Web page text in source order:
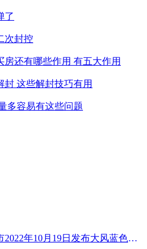
了
次封控
房还有哪些作用 有五大作用
封 这些解封技巧有用
多容易有这些问题
广西壮族自治区钦州市2022年10月19日发布大风蓝色预警